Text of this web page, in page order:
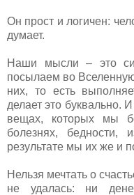
Он прост и логичен:
думает.
Наши мысли – это
посылаем во
них, то есть
делает это буквально.
вещах, которых мы
болезнях, бедности,
результате мы их же и
Нельзя мечтать о
не удалась: ни